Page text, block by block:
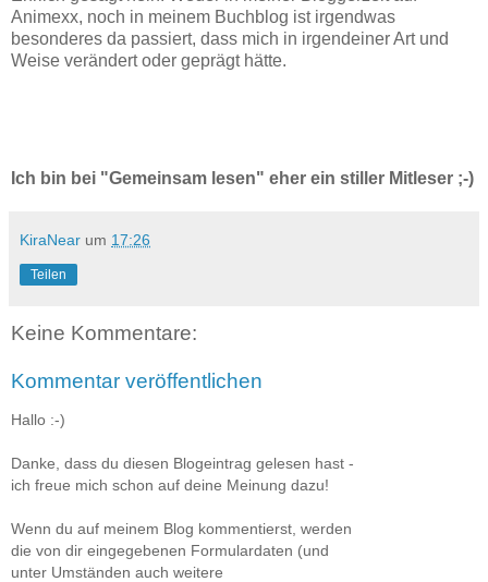
Animexx, noch in meinem Buchblog ist irgendwas
besonderes da passiert, dass mich in irgendeiner Art und
Weise verändert oder geprägt hätte.
Ich bin bei "Gemeinsam lesen" eher ein stiller Mitleser ;-)
KiraNear um 17:26
Teilen
Keine Kommentare:
Kommentar veröffentlichen
Hallo :-)
Danke, dass du diesen Blogeintrag gelesen hast -
ich freue mich schon auf deine Meinung dazu!
Wenn du auf meinem Blog kommentierst, werden
die von dir eingegebenen Formulardaten (und
unter Umständen auch weitere